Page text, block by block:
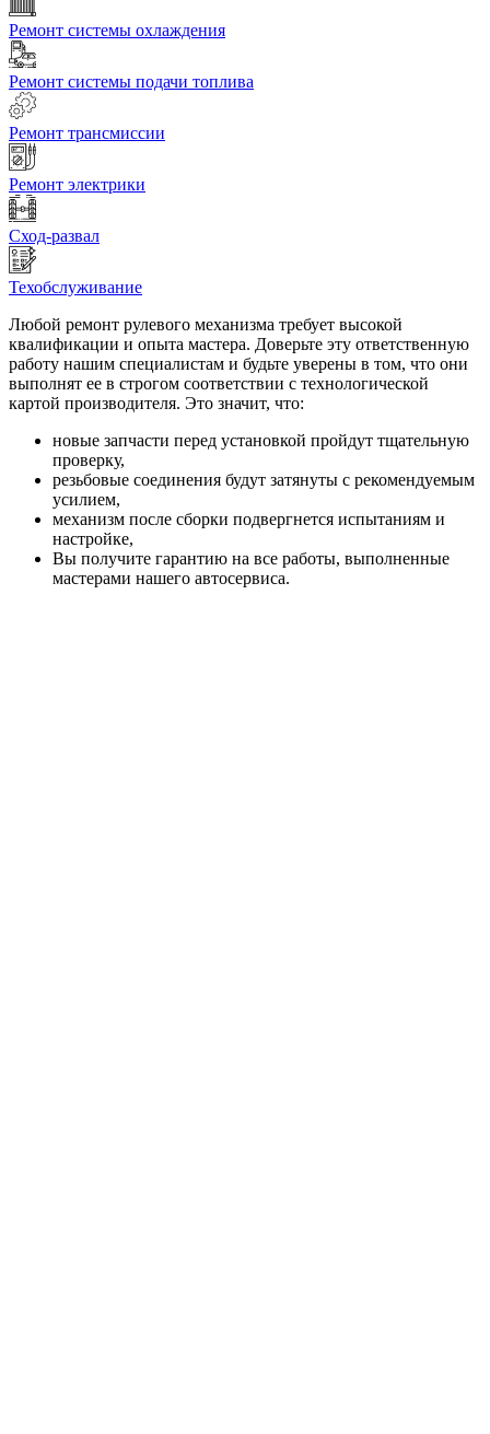
Ремонт системы охлаждения
Ремонт системы подачи топлива
Ремонт трансмиссии
Ремонт электрики
Сход-развал
Техобслуживание
Любой ремонт рулевого механизма требует высокой
квалификации и опыта мастера. Доверьте эту ответственную
работу нашим специалистам и будьте уверены в том, что они
выполнят ее в строгом соответствии с технологической
картой производителя. Это значит, что:
новые запчасти перед установкой пройдут тщательную
проверку,
резьбовые соединения будут затянуты с рекомендуемым
усилием,
механизм после сборки подвергнется испытаниям и
настройке,
Вы получите гарантию на все работы, выполненные
мастерами нашего автосервиса.